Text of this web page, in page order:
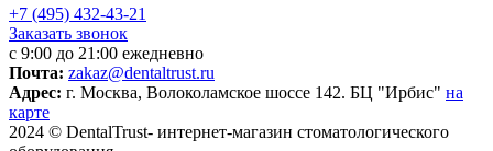
+7 (495) 432-43-21
Заказать звонок
с 9:00 до 21:00 ежедневно
Почта: zakaz@dentaltrust.ru
Адрес: г. Москва, Волоколамское шоссе 142. БЦ "Ирбис" на
карте
2024 © DentalTrust- интернет-магазин стоматологического